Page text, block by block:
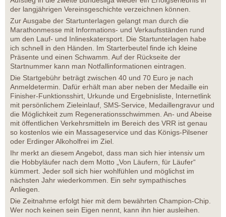
der langjährigen Vereinsgeschichte verzeichnen können.
Zur Ausgabe der Startunterlagen gelangt man durch die
Marathonmesse mit Informations- und Verkaufsständen rund
um den Lauf- und Inlineskatersport. Die Startunterlagen habe
ich schnell in den Händen. Im Starterbeutel finde ich kleine
Präsente und einen Schwamm. Auf der Rückseite der
Startnummer kann man Notfallinformationen eintragen.
Die Startgebühr beträgt zwischen 40 und 70 Euro je nach
Anmeldetermin. Dafür erhält man aber neben der Medaille ein
Finisher-Funktionsshirt, Urkunde und Ergebnisliste, Internetlink
mit persönlichem Zieleinlauf, SMS-Service, Medaillengravur und
die Möglichkeit zum Regenerationsschwimmen. An- und Abeise
mit öffentlichen Verkehrsmitteln im Bereich des VRR ist genau
so kostenlos wie ein Massageservice und das Königs-Pilsener
oder Erdinger Alkoholfrei im Ziel.
Ihr merkt an diesem Angebot, dass man sich hier intensiv um
die Hobbyläufer nach dem Motto „Von Läufern, für Läufer“
kümmert. Jeder soll sich hier wohlfühlen und möglichst im
nächsten Jahr wiederkommen. Ein sehr sympathisches
Anliegen.
Die Zeitnahme erfolgt hier mit dem bewährten Champion-Chip.
Wer noch keinen sein Eigen nennt, kann ihn hier ausleihen.